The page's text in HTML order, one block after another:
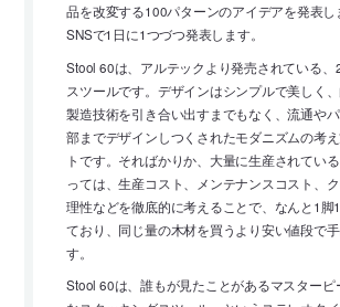
品を改変する100パターンのアイデアを発表し
SNSで1日に1つづつ発表します。
Stool 60は、アルテックより発売されている
スツールです。デザインはシンプルで美しく
製造技術を引き合い出すまでもなく、流通や
部までデザインしつくされたモダニズムの考
トです。そればかりか、大量に生産されてい
っては、生産コスト、メンテナンスコスト、
理性などを徹底的に考えることで、なんと1
ており、同じ量の木材を買うより安い値段で
す。
Stool 60は、誰もが見たことがあるマスターピ